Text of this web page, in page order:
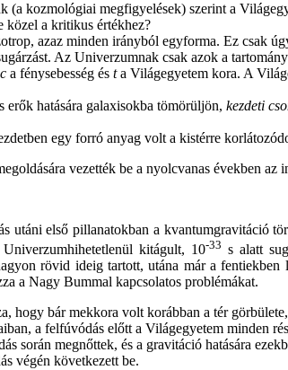
(a kozmológiai megfigyelések) szerint a
közel a kritikus értékhez?
azaz minden irányból egyforma. Ez csak
Az Univerzumnak csak azok a
c a fénysebesség és ta Világegyetem kora. A
hatására galaxisokba tömörüljön, kezdeti
egy forró anyag volt a kistérre
vezették be a nyolcvanas években
utáni első pillanatokban a
kitágult, 10-33 s alatt
rövid ideig tartott, utána már a
a Nagy Bummal kapcsolatos problémákat.
hogy bár mekkora volt korábban a tér
a felfúvódás előtt a Világegyetem minden
során megnőttek, és a gravitáció hatására
végén következett be.